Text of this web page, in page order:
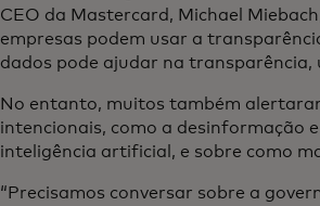
CEO da Mastercard, Michael
empresas podem usar a
dados pode ajudar na transparência,
No entanto, muitos também
intencionais, como a desinformação
inteligência artificial, e sobre como
“Precisamos conversar sobre a